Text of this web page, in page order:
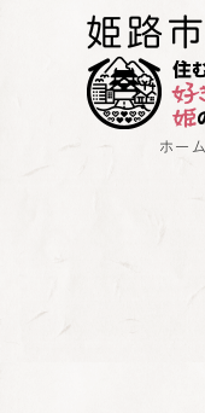
ホーム